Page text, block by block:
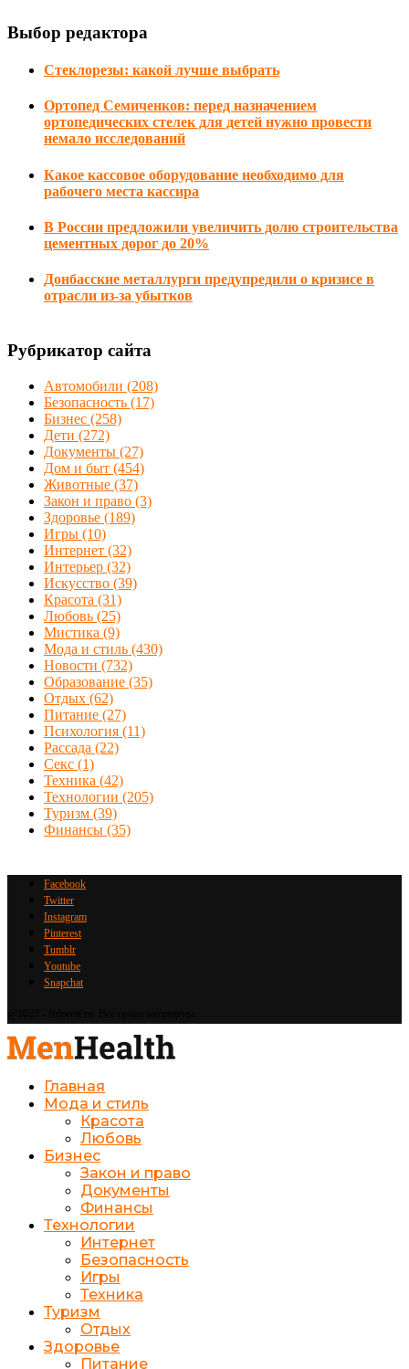
Выбор редактора
Стеклорезы: какой лучше выбрать
Ортопед Семиченков: перед назначением
ортопедических стелек для детей нужно провести
немало исследований
Какое кассовое оборудование необходимо для
рабочего места кассира
В России предложили увеличить долю строительства
цементных дорог до 20%
Донбасские металлурги предупредили о кризисе в
отрасли из-за убытков
Рубрикатор сайта
Автомобили (208)
Безопасность (17)
Бизнес (258)
Дети (272)
Документы (27)
Дом и быт (454)
Животные (37)
Закон и право (3)
Здоровье (189)
Игры (10)
Интернет (32)
Интерьер (32)
Искусство (39)
Красота (31)
Любовь (25)
Мистика (9)
Мода и стиль (430)
Новости (732)
Образование (35)
Отдых (62)
Питание (27)
Психология (11)
Рассада (22)
Секс (1)
Техника (42)
Технологии (205)
Туризм (39)
Финансы (35)
Facebook
Twitter
Instagram
Pinterest
Tumblr
Youtube
Snapchat
Главная
Мода и стиль
Красота
Любовь
Бизнес
Закон и право
Документы
Финансы
Технологии
Интернет
Безопасность
Игры
Техника
Туризм
Отдых
Здоровье
Питание